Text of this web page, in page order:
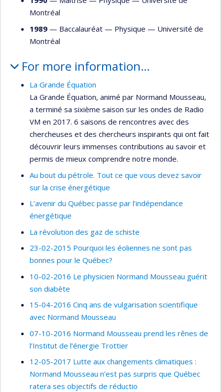
Montréal
1989 — Baccalauréat — Physique — Université de
Montréal
For more information…
La Grande Équation
La Grande Équation, animé par Normand Mousseau,
a terminé sa sixième saison sur les ondes de Radio
VM en 2017. 6 saisons de rencontres avec des
chercheuses et des chercheurs inspirants qui ont fait
découvrir leurs immenses contributions au savoir et
permis de mieux comprendre notre monde.
Au bout du pétrole. Tout ce que vous devez savoir
sur la crise énergétique
L’avenir du Québec passe par l’indépendance
énergétique
La révolution des gaz de schiste
23-02-2015 Pourquoi les éoliennes ne sont pas
bonnes pour le Québec?
10-02-2016 Le physicien Normand Mousseau guérit
son diabète
15-04-2016 Cinq ans de vulgarisation scientifique
avec Normand Mousseau
07-10-2016 Normand Mousseau prend les rênes de
l’Institut de l’énergie Trottier
12-05-2017 Lutte aux changements climatiques :
Normand Mousseau n’est pas surpris que Québec
ratera ses objectifs de réductio